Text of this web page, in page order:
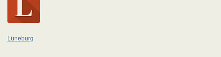
Lüneburg